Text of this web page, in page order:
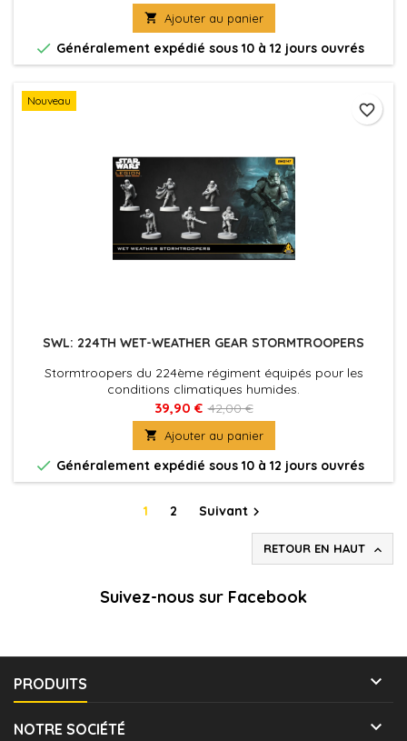
 Ajouter au panier
 Généralement expédié sous 10 à 12 jours ouvrés
Nouveau
SWL: 224TH WET-WEATHER GEAR STORMTROOPERS
Stormtroopers du 224ème régiment équipés pour les
conditions climatiques humides.
39,90 € 42,00 €
 Ajouter au panier
 Généralement expédié sous 10 à 12 jours ouvrés
favorite_border
1 2 Suivant
RETOUR EN HAUT 
Suivez-nous sur Facebook
PRODUITS 
NOTRE SOCIÉTÉ 